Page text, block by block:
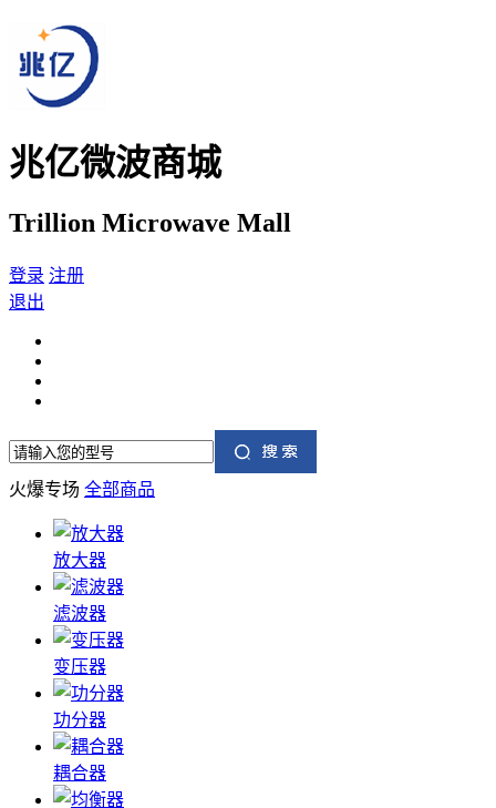
兆亿微波商城
Trillion Microwave Mall
登录 注册
退出
火爆专场 全部商品
放大器
滤波器
变压器
功分器
耦合器